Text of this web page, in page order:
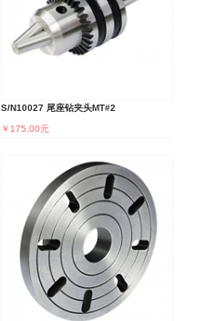
S/N10027 尾座钻夹头MT#2
￥175.00元